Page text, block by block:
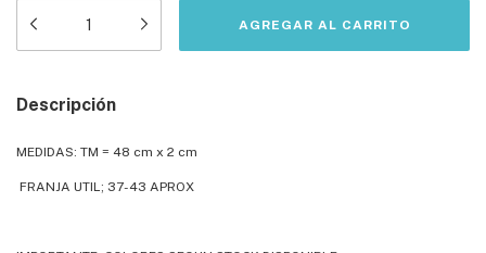
Descripción
MEDIDAS: TM = 48 cm x 2 cm
FRANJA UTIL; 37-43 APROX